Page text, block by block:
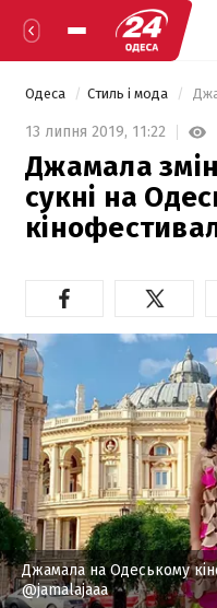
Одеса Стиль і мода
13 липня 2019, 11:22
Джамала
сукні на
Джамала на Одеському
@jamalajaaa